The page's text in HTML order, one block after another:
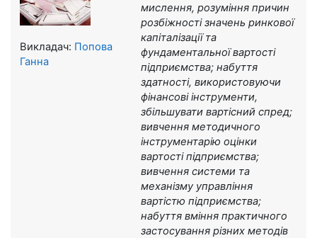
мислення, розуміння причин
розбіжності значень ринкової
капіталізації та
фундаментальної вартості
підприємства; набуття
здатності, використовуючи
фінансові інструменти,
збільшувати вартісний спред;
вивчення методичного
інструментарію оцінки
вартості підприємства;
вивчення системи та
механізму управління
вартістю підприємства;
набуття вміння практичного
застосування різних методів
Викладач: Попова
Ганна